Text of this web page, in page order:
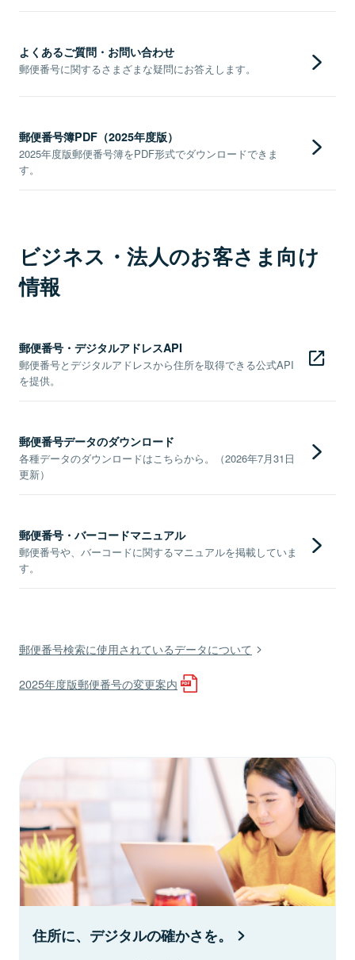
よくあるご質問・お問い合わせ
郵便番号に関するさまざまな疑問にお答えします。
郵便番号簿PDF（2025年度版）
2025年度版郵便番号簿をPDF形式でダウンロードできま
す。
ビジネス・法人のお客さま向け
情報
郵便番号・デジタルアドレスAPI
郵便番号とデジタルアドレスから住所を取得できる公式API
を提供。
郵便番号データのダウンロード
各種データのダウンロードはこちらから。（2026年7月31日
更新）
郵便番号・バーコードマニュアル
郵便番号や、バーコードに関するマニュアルを掲載していま
す。
郵便番号検索に使用されているデータについて
2025年度版郵便番号の変更案内
住所に、デジタルの確かさを。